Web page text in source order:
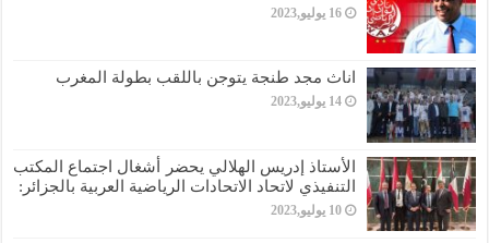
16 يوليو,2023
اناث مجد طنجة يتوجن باللقب بطولة المغرب
14 يوليو,2023
الأستاذ إدريس الهلالي يحضر أشغال اجتماع المكتب
التنفيذي لاتحاد الاتحادات الرياضية العربية بالجزائر:
10 يوليو,2023